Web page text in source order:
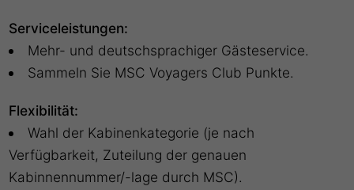
Serviceleistungen:
Mehr- und deutschsprachiger Gästeservice.
Sammeln Sie MSC Voyagers Club Punkte.
Flexibilität:
Wahl der Kabinenkategorie (je nach
Verfügbarkeit, Zuteilung der genauen
Kabinnennummer/-lage durch MSC).